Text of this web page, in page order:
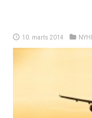
10. marts 2014